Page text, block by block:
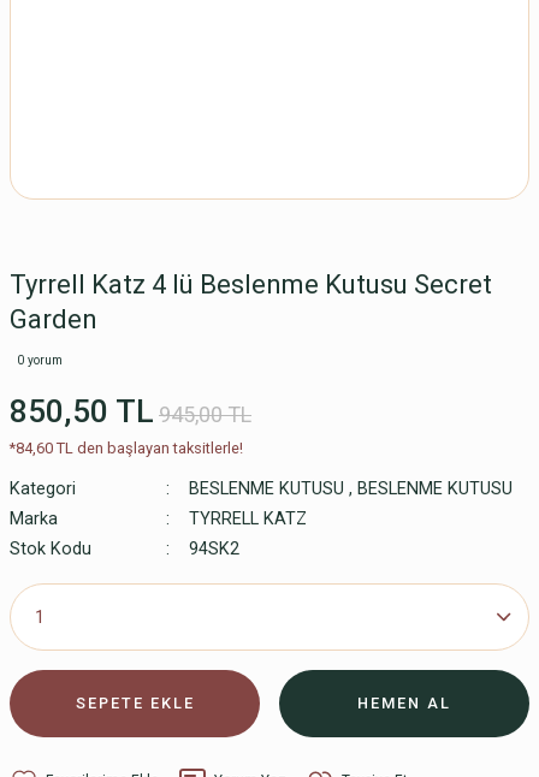
Tyrrell Katz 4 lü Beslenme Kutusu Secret
Garden
0 yorum
850,50 TL 945,00 TL
*84,60 TL den başlayan taksitlerle!
Kategori BESLENME KUTUSU , BESLENME KUTUSU
Marka
TYRRELL KATZ
Stok Kodu
94SK2
SEPETE EKLE HEMEN AL